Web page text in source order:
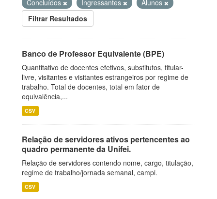
Concluídos
Ingressantes
Alunos
Filtrar Resultados
Banco de Professor Equivalente (BPE)
Quantitativo de docentes efetivos, substitutos, titular-
livre, visitantes e visitantes estrangeiros por regime de
trabalho. Total de docentes, total em fator de
equivalência,...
CSV
Relação de servidores ativos pertencentes ao
quadro permanente da Unifei.
Relação de servidores contendo nome, cargo, titulação,
regime de trabalho/jornada semanal, campi.
CSV